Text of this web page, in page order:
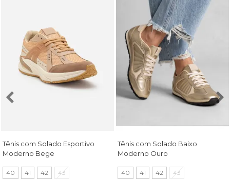
Tênis com Solado Esportivo
Moderno Bege
40 41 42 43
Tênis com Solado Baixo
Moderno Ouro
40 41 42 43